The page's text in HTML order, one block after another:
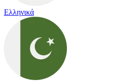
Ελληνικά